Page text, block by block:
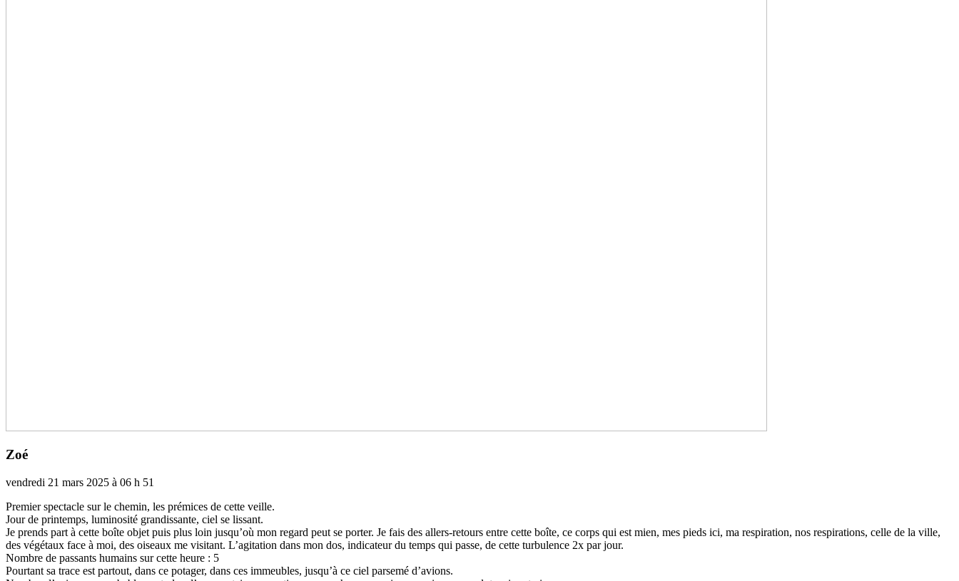
Zoé
vendredi 21 mars 2025 à 06 h 51
Premier spec­­ta­­cle sur le chemin, les pré­­mi­­ces de cette veille.
Jour de prin­­temps, lumi­­no­­sité gran­­dis­­sante, ciel se lis­­sant.
Je prends part à cette boîte objet puis plus loin jusqu’où mon regard peut se porter. Je fais des allers-retours entre cette boîte, ce corps qui est mien, mes pieds ici, ma res­­pi­­ra­­tion, nos res­­pi­­ra­­tions, celle de la ville,
des végé­­taux face à moi, des oiseaux me visi­­tant. L’agi­­ta­­tion dans mon dos, indi­­ca­­teur du temps qui passe, de cette tur­­bu­­lence 2x par jour.
Nombre de pas­­sants humains sur cette heure : 5
Pourtant sa trace est par­­tout, dans ce pota­­ger, dans ces immeu­­bles, jusqu’à ce ciel par­­semé d’avions.